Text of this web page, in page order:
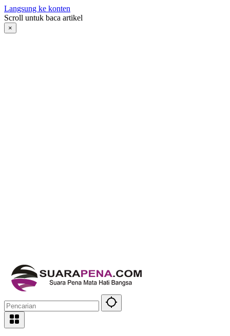
Langsung ke konten
Scroll untuk baca artikel
×